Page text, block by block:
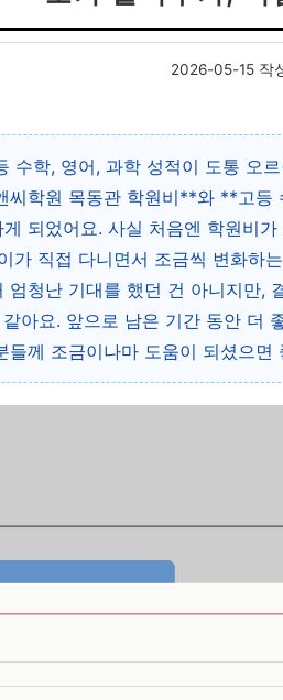
2026-05-15 작
수학, 영어, 과학 성적이 도통 오
씨학원 목동관 학원비**와 **고등
되었어요. 사실 처음엔 학원비
가 직접 다니면서 조금씩 변화하
엄청난 기대를 했던 건 아니지만,
아요. 앞으로 남은 기간 동안 더
들께 조금이나마 도움이 되셨으면